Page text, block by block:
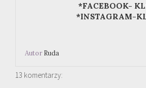
*FACEBOOK-
*INSTAGRAM-
Autor Ruda
13 komentarzy: